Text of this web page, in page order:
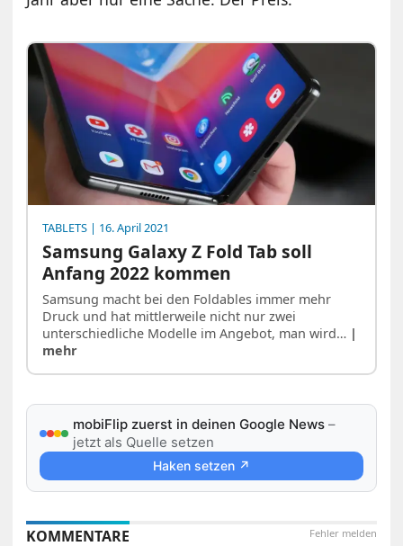
TABLETS | 16. April 2021
Samsung Galaxy Z Fold Tab soll
Anfang 2022 kommen
Samsung macht bei den Foldables immer mehr
Druck und hat mittlerweile nicht nur zwei
unterschiedliche Modelle im Angebot, man wird… |
mehr
mobiFlip zuerst in deinen Google News –
jetzt als Quelle setzen
Haken setzen ↗
Fehler melden
KOMMENTARE